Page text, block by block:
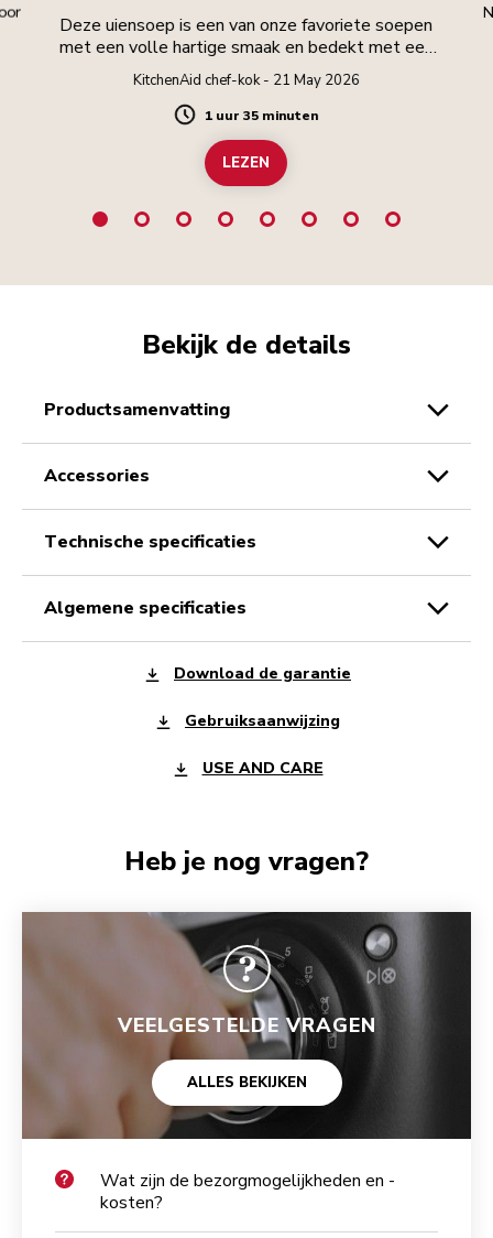
Deze uiensoep is een van onze favoriete soepen
met een volle hartige smaak en bedekt met een
kaascrouton!
KitchenAid chef-kok - 21 May 2026
Duration
1 uur 35 minuten
LEZEN
Bekijk de details
productsamenvatting
accessories
technische specificaties
algemene specificaties
Download de garantie
Gebruiksaanwijzing
USE AND CARE
Heb je nog vragen?
VEELGESTELDE VRAGEN
ALLES BEKIJKEN
Wat zijn de bezorgmogelijkheden en -
kosten?